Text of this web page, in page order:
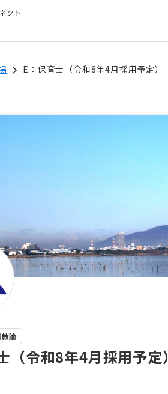
クト
E：保育士（令和8年4月採用予定）
諭
（令和8年4月採用予定）